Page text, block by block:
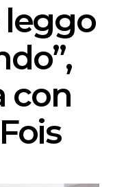
leggo
con